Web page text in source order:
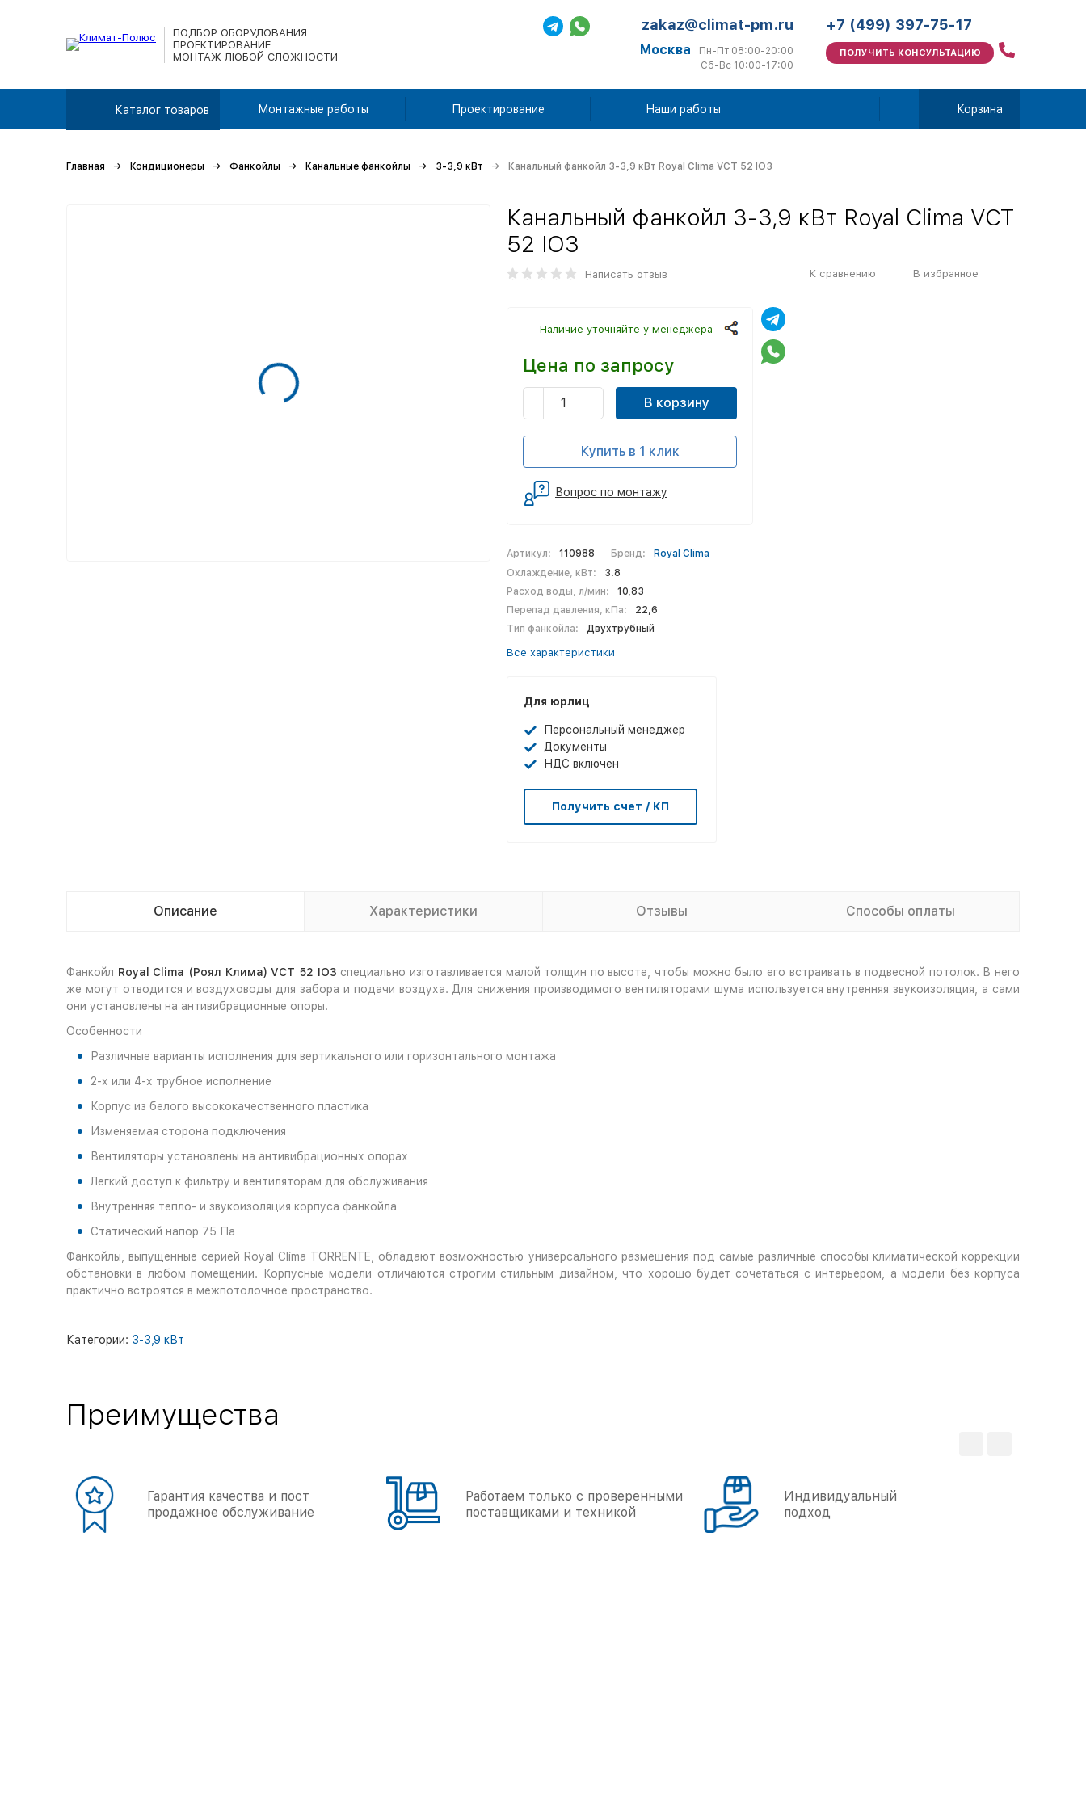
ПОДБОР ОБОРУДОВАНИЯ
ПРОЕКТИРОВАНИЕ
МОНТАЖ ЛЮБОЙ СЛОЖНОСТИ
zakaz@climat-pm.ru
Москва
Пн-Пт 08:00-20:00
Сб-Вс 10:00-17:00
+7 (499) 397-75-17
ПОЛУЧИТЬ КОНСУЛЬТАЦИЮ
Каталог товаров Монтажные работы Проектирование Наши работы Корзина
Главная Кондиционеры Фанкойлы Канальные фанкойлы 3-3,9 кВт Канальный фанкойл 3-3,9 кВт Royal Clima VCT 52 IO3
Канальный фанкойл 3-3,9 кВт Royal Clima VCT
52 IO3
Написать отзыв К сравнению В избранное
Артикул: 110988 Бренд:
Royal Clima
Охлаждение, кВт:
3.8
Расход воды, л/мин:
10,83
Перепад давления, кПа:
22,6
Тип фанкойла:
Двухтрубный
Все характеристики
Для юрлиц
Персональный менеджер
Документы
НДС включен
Получить счет / КП
Наличие уточняйте у менеджера
Цена по запросу
В корзину
Купить в 1 клик
Вопрос по монтажу
Описание Характеристики Отзывы Способы оплаты
Фанкойл Royal Clima (Роял Клима) VCT 52 IO3 специально изготавливается малой толщин по высоте, чтобы можно было его встраивать в подвесной потолок. В него
же могут отводится и воздуховоды для забора и подачи воздуха. Для снижения производимого вентиляторами шума используется внутренняя звукоизоляция, а сами
они установлены на антивибрационные опоры.
Особенности
Различные варианты исполнения для вертикального или горизонтального монтажа
2-х или 4-х трубное исполнение
Корпус из белого высококачественного пластика
Изменяемая сторона подключения
Вентиляторы установлены на антивибрационных опорах
Легкий доступ к фильтру и вентиляторам для обслуживания
Внутренняя тепло- и звукоизоляция корпуса фанкойла
Статический напор 75 Па
Фанкойлы, выпущенные серией Royal Clima TORRENTE, обладают возможностью универсального размещения под самые различные способы климатической коррекции
обстановки в любом помещении. Корпусные модели отличаются строгим стильным дизайном, что хорошо будет сочетаться с интерьером, а модели без корпуса
практично встроятся в межпотолочное пространство.
Категории: 3-3,9 кВт
Преимущества
Гарантия качества и пост
продажное обслуживание
Работаем только с проверенными
поставщиками и техникой
Индивидуальный
подход